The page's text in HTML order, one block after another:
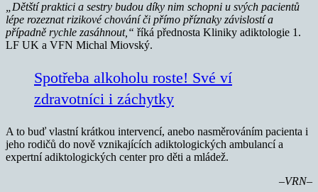
„Dětští praktici a sestry budou díky nim schopni u svých pacientů
lépe rozeznat rizikové chování či přímo příznaky závislostí a
případně rychle zasáhnout,“ říká přednosta Kliniky adiktologie 1.
LF UK a VFN Michal Miovský.
Spotřeba alkoholu roste! Své ví
zdravotníci i záchytky
A to buď vlastní krátkou intervencí, anebo nasměrováním pacienta i
jeho rodičů do nově vznikajících adiktologických ambulancí a
expertní adiktologických center pro děti a mládež.
–VRN–